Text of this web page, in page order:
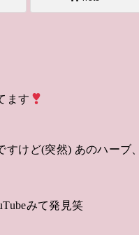
ます
すけど(突然) あのハーブ
みて発見笑